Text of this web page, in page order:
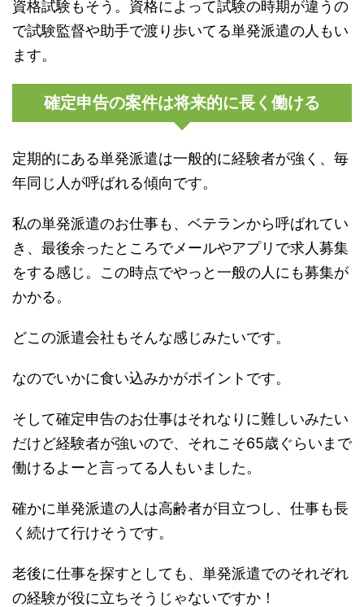
資格試験もそう。資格によって試験の時期が違うの
で試験監督や助手で渡り歩いてる単発派遣の人もい
ます。
確定申告の案件は将来的に長く働ける
定期的にある単発派遣は一般的に経験者が強く、毎
年同じ人が呼ばれる傾向です。
私の単発派遣のお仕事も、ベテランから呼ばれてい
き、最後余ったところでメールやアプリで求人募集
をする感じ。この時点でやっと一般の人にも募集が
かかる。
どこの派遣会社もそんな感じみたいです。
なのでいかに食い込みかがポイントです。
そして確定申告のお仕事はそれなりに難しいみたい
だけど経験者が強いので、それこそ65歳ぐらいまで
働けるよーと言ってる人もいました。
確かに単発派遣の人は高齢者が目立つし、仕事も長
く続けて行けそうです。
老後に仕事を探すとしても、単発派遣でのそれぞれ
の経験が役に立ちそうじゃないですか！